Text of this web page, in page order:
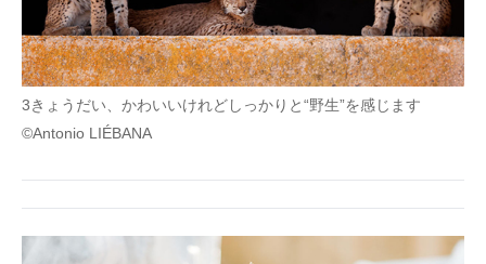
3きょうだい、かわいいけれどしっかりと“野生”を感じます
©Antonio LIÉBANA